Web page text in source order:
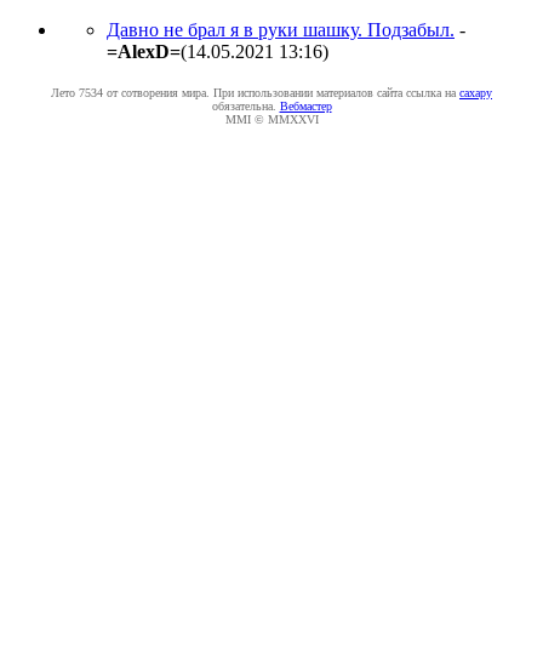
Давно не брал я в руки шашку. Подзабыл. -
=AlexD=(14.05.2021 13:16)
Лето 7534 от сотворения мира. При использовании материалов сайта ссылка на caxapу
обязательна. Вебмастер
MMI © MMXXVI